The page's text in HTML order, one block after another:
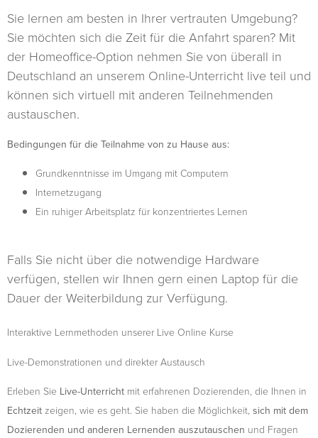
Sie lernen am besten in Ihrer vertrauten Umgebung?
Sie möchten sich die Zeit für die Anfahrt sparen? Mit
der Homeoffice-Option nehmen Sie von überall in
Deutschland an unserem Online-Unterricht live teil und
können sich virtuell mit anderen Teilnehmenden
austauschen.
Bedingungen für die Teilnahme von zu Hause aus:
Grundkenntnisse im Umgang mit Computern
Internetzugang
Ein ruhiger Arbeitsplatz für konzentriertes Lernen
Falls Sie nicht über die notwendige Hardware
verfügen, stellen wir Ihnen gern einen Laptop für die
Dauer der Weiterbildung zur Verfügung.
Interaktive Lernmethoden unserer Live Online Kurse
Live-Demonstrationen und direkter Austausch
Erleben Sie Live-Unterricht mit erfahrenen Dozierenden, die Ihnen in
Echtzeit zeigen, wie es geht. Sie haben die Möglichkeit, sich mit dem
Dozierenden und anderen Lernenden auszutauschen und Fragen